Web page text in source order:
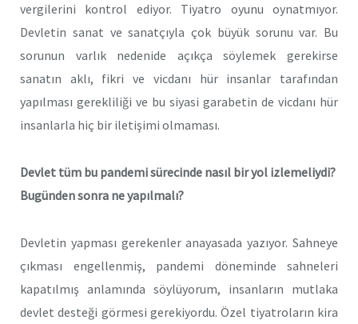
vergilerini kontrol ediyor. Tiyatro oyunu oynatmıyor.
Devletin sanat ve sanatçıyla çok büyük sorunu var. Bu
sorunun varlık nedenide açıkça söylemek gerekirse
sanatın aklı, fikri ve vicdanı hür insanlar tarafından
yapılması gerekliliği ve bu siyasi garabetin de vicdanı hür
insanlarla hiç bir iletişimi olmaması.
Devlet tüm bu pandemi sürecinde nasıl bir yol izlemeliydi?
Bugünden sonra ne yapılmalı?
Devletin yapması gerekenler anayasada yazıyor. Sahneye
çıkması engellenmiş, pandemi döneminde sahneleri
kapatılmış anlamında söylüyorum, insanların mutlaka
devlet desteği görmesi gerekiyordu. Özel tiyatroların kira